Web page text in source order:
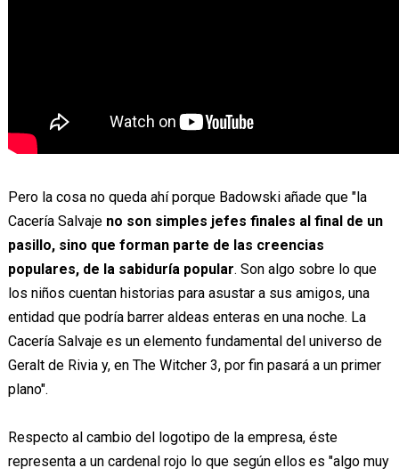
Pero la cosa no queda ahí porque Badowski añade que "la
Cacería Salvaje no son simples jefes finales al final de un
pasillo, sino que forman parte de las creencias
populares, de la sabiduría popular. Son algo sobre lo que
los niños cuentan historias para asustar a sus amigos, una
entidad que podría barrer aldeas enteras en una noche. La
Cacería Salvaje es un elemento fundamental del universo de
Geralt de Rivia y, en The Witcher 3, por fin pasará a un primer
plano".
Respecto al cambio del logotipo de la empresa, éste
representa a un cardenal rojo lo que según ellos es "algo muy